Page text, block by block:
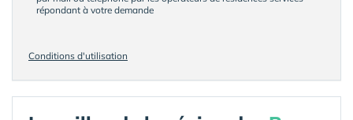
répondant à votre demande
Conditions d'utilisation